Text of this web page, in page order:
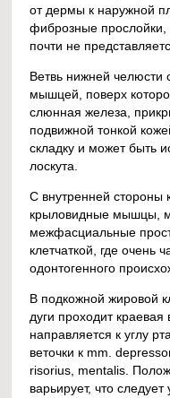
от дермы к наружной
фиброзные
почти не
Ветвь нижней челюсти
мышцей, поверх
слюнная железа,
подвижной тонкой
складку и может быть
лоскута.
С внутренней стороны
крыловидные мышцы,
межфасциальные
клетчаткой, где очень
одонтогенного
В подкожной жировой
дуги проходит краевая
направляется к углу
веточки к mm.
risorius, mentalis.
варьирует, что